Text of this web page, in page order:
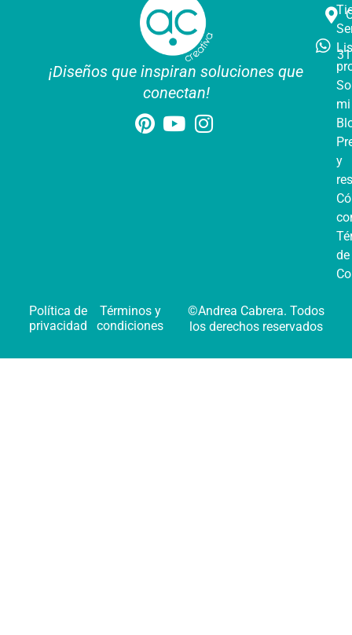
¡Diseños que inspiran soluciones que
conectan!
mi
y
Política de
privacidad
Términos y
condiciones
©Andrea Cabrera. Todos
los derechos reservados